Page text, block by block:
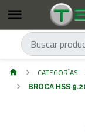
CATEGORÍAS
BROCA HSS